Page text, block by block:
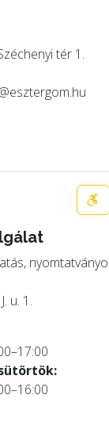
tér 1.
u. 1.